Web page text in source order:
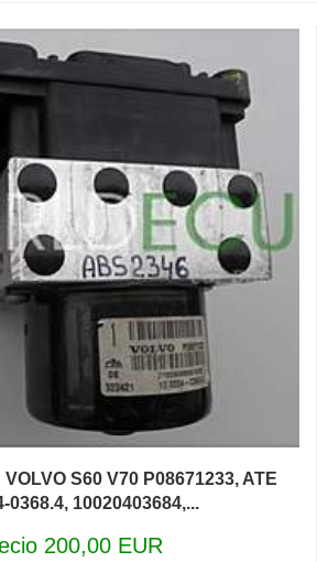
S60 V70 P08671233, ATE
0368.4, 10020403684,...
200,00 EUR